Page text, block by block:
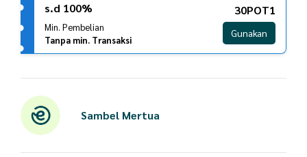
s.d 100%
Min. Pembelian
Tanpa min. Transaksi
30POT1
Gunakan
Sambel Mertua